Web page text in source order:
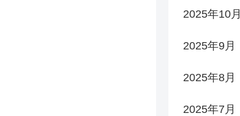
2025年10月
2025年9月
2025年8月
2025年7月